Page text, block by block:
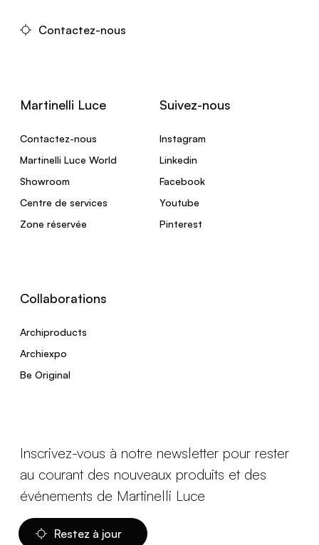
Contactez-nous
Martinelli Luce
Contactez-nous
Martinelli Luce World
Showroom
Centre de services
Zone réservée
Suivez-nous
Instagram
Linkedin
Facebook
Youtube
Pinterest
Collaborations
Archiproducts
Archiexpo
Be Original
Inscrivez-vous à notre newsletter pour rester
au courant des nouveaux produits et des
événements de Martinelli Luce
Restez à jour